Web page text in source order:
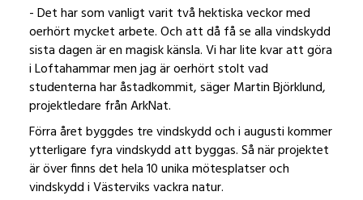
- Det har som vanligt varit två hektiska veckor med
oerhört mycket arbete. Och att då få se alla vindskydd
sista dagen är en magisk känsla. Vi har lite kvar att göra
i Loftahammar men jag är oerhört stolt vad
studenterna har åstadkommit, säger Martin Björklund,
projektledare från ArkNat.
Förra året byggdes tre vindskydd och i augusti kommer
ytterligare fyra vindskydd att byggas. Så när projektet
är över finns det hela 10 unika mötesplatser och
vindskydd i Västerviks vackra natur.